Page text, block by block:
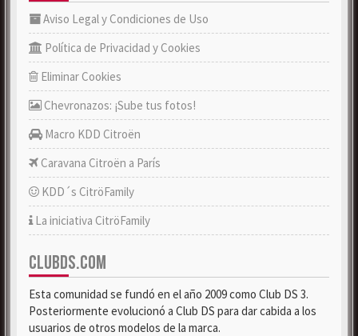
Aviso Legal y Condiciones de Uso
Política de Privacidad y Cookies
Eliminar Cookies
Chevronazos: ¡Sube tus fotos!
Macro KDD Citroën
Caravana Citroën a París
KDD´s CitröFamily
La iniciativa CitröFamily
CLUBDS.COM
Esta comunidad se fundó en el año 2009 como Club DS 3.
Posteriormente evolucionó a Club DS para dar cabida a los
usuarios de otros modelos de la marca.